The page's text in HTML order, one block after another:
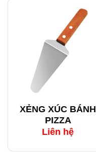
XẺNG XÚC BÁNH
PIZZA
Liên hệ